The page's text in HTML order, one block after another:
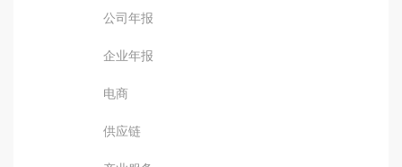
公司年报
企业年报
电商
供应链